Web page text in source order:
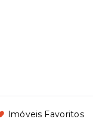
Imóveis Favoritos